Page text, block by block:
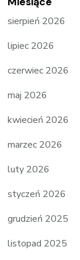
sierpień 2026
lipiec 2026
czerwiec 2026
maj 2026
kwiecień 2026
marzec 2026
luty 2026
styczeń 2026
grudzień 2025
listopad 2025